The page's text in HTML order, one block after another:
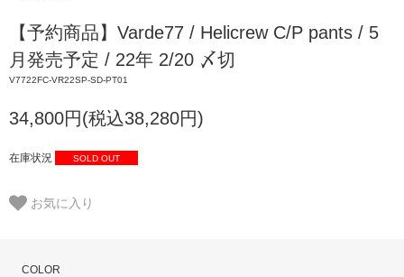
【予約商品】Varde77 / Helicrew C/P pants / 5
月発売予定 / 22年 2/20 〆切
V7722FC-VR22SP-SD-PT01
34,800円(税込38,280円)
在庫状況 SOLD OUT
お気に入り
COLOR